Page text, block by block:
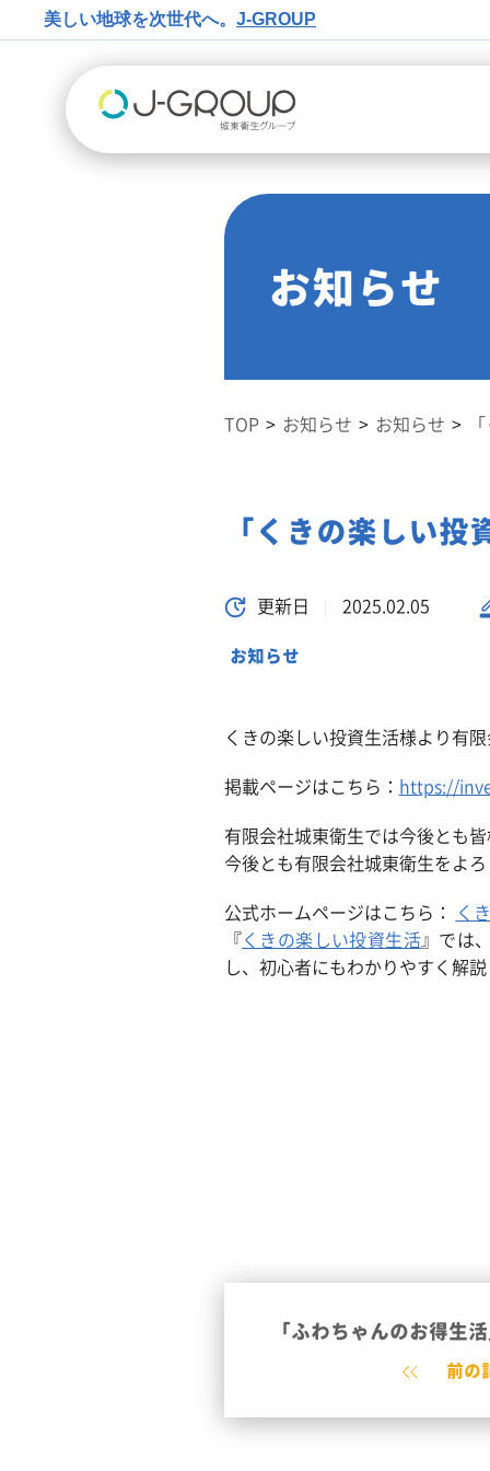
美しい地球を次世代へ。 J-GROUP
お知らせ
TOP お知らせ お知らせ
「くきの楽しい投
更新日 2025.02.05
お知らせ
くきの楽しい投資生活様より有
掲載ページはこちら： https://
有限会社城東衛生では今後とも
今後とも有限会社城東衛生をよ
公式ホームページはこちら：
く
『くきの楽しい投資生活』では
し、初心者にもわかりやすく解
「ふわちゃんのお得生
前の